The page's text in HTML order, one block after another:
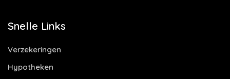
Snelle Links
Verzekeringen
Hypotheken